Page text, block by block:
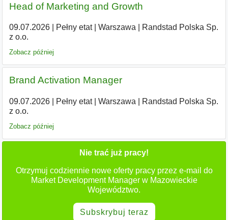
Head of Marketing and Growth
09.07.2026| Pełny etat| Warszawa
Randstad Polska Sp.
z o.o.
Zobacz później
Brand Activation Manager
09.07.2026| Pełny etat| Warszawa
Randstad Polska Sp.
z o.o.
Zobacz później
Nie trać już pracy!
Otrzymuj codziennie nowe oferty pracy przez e-mail do
Market Development Manager w Mazowieckie
Województwo.
Subskrybuj teraz